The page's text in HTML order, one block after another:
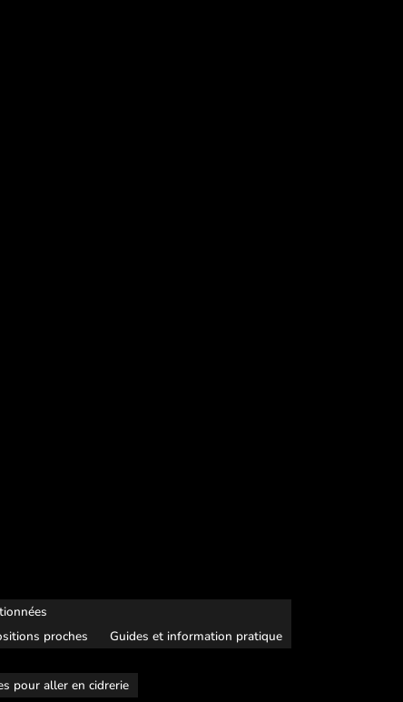
proches
Guides et information pratique
pour aller en cidrerie